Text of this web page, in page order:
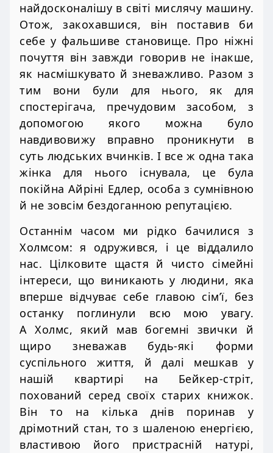
найдосконалішу в світі мислячу машину.
Отож, закохавшися, він поставив би
себе у фальшиве становище. Про ніжні
почуття він завжди говорив не інакше,
як насмішкувато й зневажливо. Разом з
тим вони були для нього, як для
спостерігача, пречудовим засобом, з
допомогою якого можна було
навдивовижу вправно проникнути в
суть людських вчинків. І все ж одна така
жінка для нього існувала, це була
покійна Айріні Едлер, особа з сумнівною
й не зовсім бездоганною репутацією.
Останнім часом ми рідко бачилися з
Холмсом: я одружився, і це віддалило
нас. Цілковите щастя й чисто сімейні
інтереси, що виникають у людини, яка
вперше відчуває себе главою сім’ї, без
останку поглинули всю мою увагу.
А Холмс, який мав богемні звички й
щиро зневажав будь-які форми
суспільного життя, й далі мешкав у
нашій квартирі на Бейкер-стріт,
похований серед своїх старих книжок.
Він то на кілька днів поринав у
дрімотний стан, то з шаленою енергією,
властивою його пристрасній натурі,